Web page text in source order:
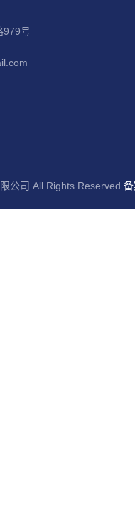
979号
公司 All Rights Reserved